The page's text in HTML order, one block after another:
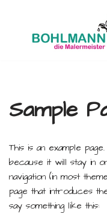
Sample
This is an example
because it will stay in
navigation (in most
page that introduces
say something like this: